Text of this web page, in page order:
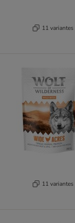
11 variantes
11 variantes